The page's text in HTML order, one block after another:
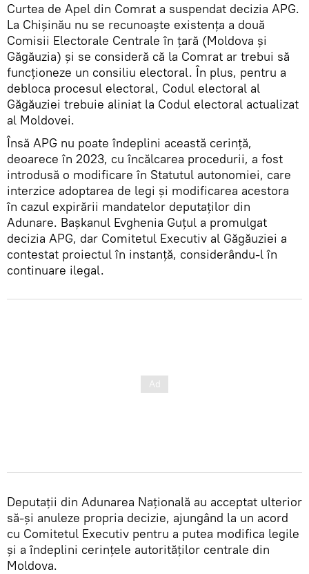
Curtea de Apel din Comrat a suspendat decizia APG.
La Chișinău nu se recunoaște existența a două
Comisii Electorale Centrale în țară (Moldova și
Găgăuzia) și se consideră că la Comrat ar trebui să
funcționeze un consiliu electoral. În plus, pentru a
debloca procesul electoral, Codul electoral al
Găgăuziei trebuie aliniat la Codul electoral actualizat
al Moldovei.
Însă APG nu poate îndeplini această cerință,
deoarece în 2023, cu încălcarea procedurii, a fost
introdusă o modificare în Statutul autonomiei, care
interzice adoptarea de legi și modificarea acestora
în cazul expirării mandatelor deputaților din
Adunare. Bașkanul Evghenia Guțul a promulgat
decizia APG, dar Comitetul Executiv al Găgăuziei a
contestat proiectul în instanță, considerându-l în
continuare ilegal.
Deputații din Adunarea Națională au acceptat ulterior
să-și anuleze propria decizie, ajungând la un acord
cu Comitetul Executiv pentru a putea modifica legile
și a îndeplini cerințele autorităților centrale din
Moldova.